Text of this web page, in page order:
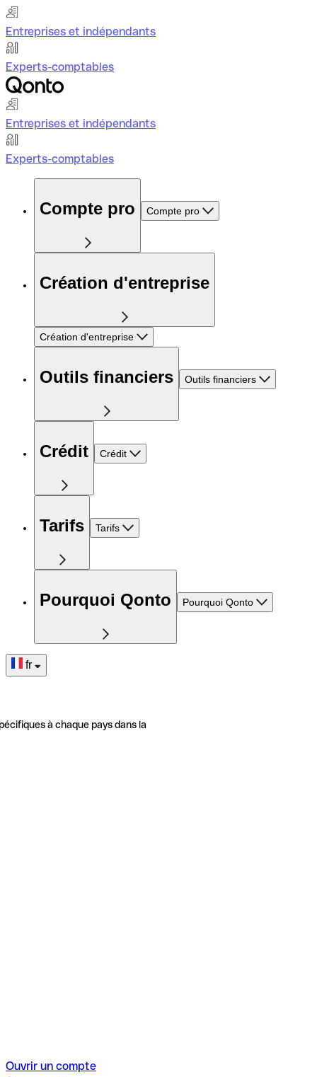
Entreprises et indépendants
Experts-comptables
Entreprises et indépendants
Experts-comptables
Compte pro Compte pro
Création d'entreprise
Création d'entreprise
Outils financiers Outils financiers
Crédit Crédit
Tarifs Tarifs
Pourquoi Qonto Pourquoi Qonto
fr
à chaque pays dans la
Ouvrir un compte